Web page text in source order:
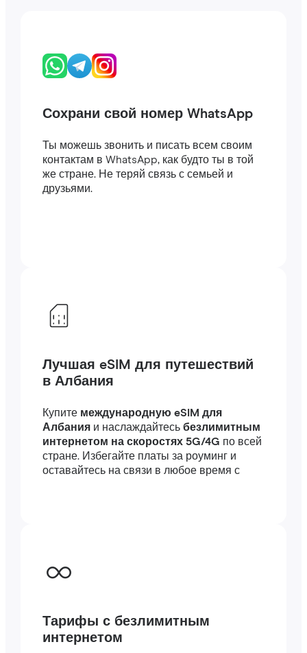
Сохрани свой номер WhatsApp
Ты можешь звонить и писать всем своим
контактам в WhatsApp, как будто ты в той
же стране. Не теряй связь с семьей и
друзьями.
Лучшая eSIM для путешествий
в Албания
Купите международную eSIM для
Албанияи наслаждайтесь безлимитным
интернетом на скоростях 5G/4G по всей
стране. Избегайте платы за роуминг и
оставайтесь на связи в любое время с
Тарифы с безлимитным
интернетом